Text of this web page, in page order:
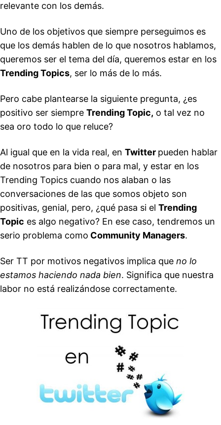
relevante con los demás.
Uno de los objetivos que siempre perseguimos es
que los demás hablen de lo que nosotros hablamos,
queremos ser el tema del día, queremos estar en los
Trending Topics, ser lo más de lo más.
Pero cabe plantearse la siguiente pregunta, ¿es
positivo ser siempre Trending Topic, o tal vez no
sea oro todo lo que reluce?
Al igual que en la vida real, en Twitter pueden hablar
de nosotros para bien o para mal, y estar en los
Trending Topics cuando nos alaban o las
conversaciones de las que somos objeto son
positivas, genial, pero, ¿qué pasa si el Trending
Topic es algo negativo? En ese caso, tendremos un
serio problema como Community Managers.
Ser TT por motivos negativos implica que no lo
estamos haciendo nada bien. Significa que nuestra
labor no está realizándose correctamente.